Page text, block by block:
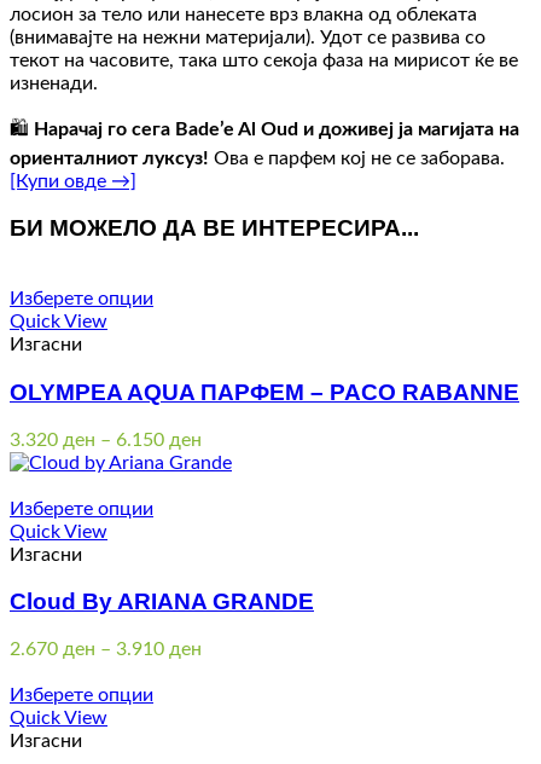
лосион за тело или нанесете врз влакна од облеката
(внимавајте на нежни материјали). Удот се развива со
текот на часовите, така што секоја фаза на мирисот ќе ве
изненади.
🛍️ Нарачај го сега Bade’e Al Oud и доживеј ја магијата на
ориенталниот луксуз! Ова е парфем кој не се заборава.
[Купи овде →]
БИ МОЖЕЛО ДА ВЕ ИНТЕРЕСИРА...
Изберете опции
Quick View
Изгасни
OLYMPEA AQUA ПАРФЕМ – PACO RABANNE
3.320 ден – 6.150 ден
range:
Изберете опции
Quick View
Изгасни
Cloud By ARIANA GRANDE
2.670 ден – 3.910 ден
Изберете опции
Quick View
Изгасни